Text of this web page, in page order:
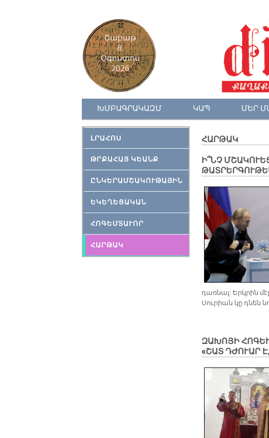
Շաբաթ
8,
Օգոստոս
2026
ԽՄԲԱԳՐԱԿԱԶՄ ԿԱՊ ՄԵՐ
ԼՐԱՀՈՍ
ԹՐՔԱՀԱՅ ԿԵԱՆՔ
ԸՆԿԵՐԱՄՇԱԿՈՒԹԱՅԻՆ
ԵԿԵՂԵՑԱԿԱՆ
ՀՈԳԵՄՏԱՒՈՐ
ՀԱՐԹԱԿ
ՀԱՐԹԱԿ
​Ի՞ՆՉ
դառնալ: Երկրին
Սուրիան կը դնեն
​ԶԱԽՈՅԻ
«ՇԱՏ ԴԺՈՒԱՐ